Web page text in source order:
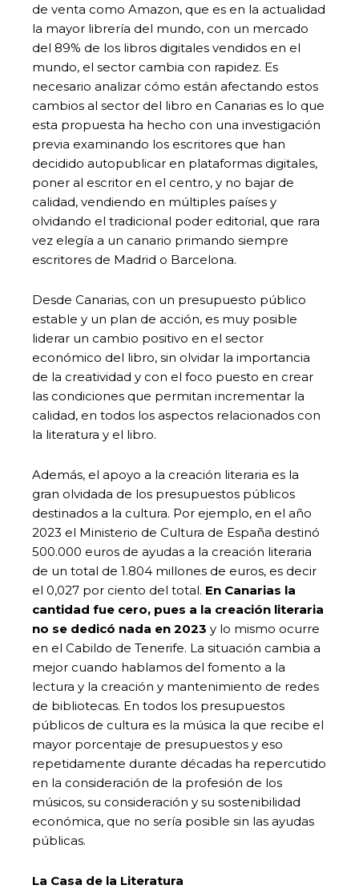
de venta como Amazon, que es en la actualidad
la mayor librería del mundo, con un mercado
del 89% de los libros digitales vendidos en el
mundo, el sector cambia con rapidez. Es
necesario analizar cómo están afectando estos
cambios al sector del libro en Canarias es lo que
esta propuesta ha hecho con una investigación
previa examinando los escritores que han
decidido autopublicar en plataformas digitales,
poner al escritor en el centro, y no bajar de
calidad, vendiendo en múltiples países y
olvidando el tradicional poder editorial, que rara
vez elegía a un canario primando siempre
escritores de Madrid o Barcelona.
Desde Canarias, con un presupuesto público
estable y un plan de acción, es muy posible
liderar un cambio positivo en el sector
económico del libro, sin olvidar la importancia
de la creatividad y con el foco puesto en crear
las condiciones que permitan incrementar la
calidad, en todos los aspectos relacionados con
la literatura y el libro.
Además, el apoyo a la creación literaria es la
gran olvidada de los presupuestos públicos
destinados a la cultura. Por ejemplo, en el año
2023 el Ministerio de Cultura de España destinó
500.000 euros de ayudas a la creación literaria
de un total de 1.804 millones de euros, es decir
el 0,027 por ciento del total. En Canarias la
cantidad fue cero, pues a la creación literaria
no se dedicó nada en 2023 y lo mismo ocurre
en el Cabildo de Tenerife. La situación cambia a
mejor cuando hablamos del fomento a la
lectura y la creación y mantenimiento de redes
de bibliotecas. En todos los presupuestos
públicos de cultura es la música la que recibe el
mayor porcentaje de presupuestos y eso
repetidamente durante décadas ha repercutido
en la consideración de la profesión de los
músicos, su consideración y su sostenibilidad
económica, que no sería posible sin las ayudas
públicas.
La Casa de la Literatura